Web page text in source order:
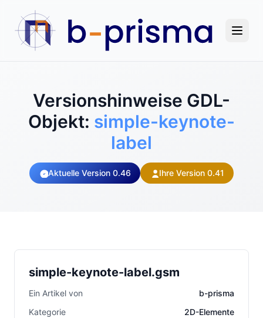
Versionshinweise GDL-
Objekt: simple-keynote-
label
Aktuelle Version 0.46 Ihre Version 0.41
simple-keynote-label.gsm
Ein Artikel von
b-prisma
Kategorie
2D-Elemente